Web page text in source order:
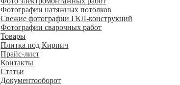
Фотографии натяжных потолков
Свежие фотографии ГКЛ-конструкций
Фотографии сварочных работ
Товары
Плитка под Кирпич
Прайс-лист
Контакты
Статьи
Документооборот